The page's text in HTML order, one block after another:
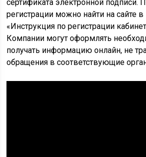
сертификата электронной подписи.
регистрации можно найти на сайте
«Инструкция по регистрации
Компании могут оформлять
получать информацию онлайн, не
обращения в соответствующие